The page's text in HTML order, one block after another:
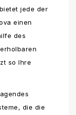
jede der
einen
des
so Ihre
die die